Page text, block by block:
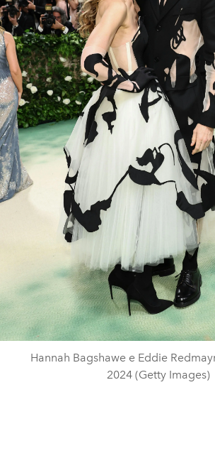
Hannah Bagshawe e Eddie
2024 (Getty Images)